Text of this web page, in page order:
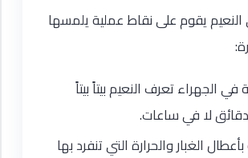
يقوم على نقاط عملية يلمسها
الجهراء تعرف النعيم بيتاً بيتاً
لا في ساعات.
الغبار والحرارة التي تنفرد بها